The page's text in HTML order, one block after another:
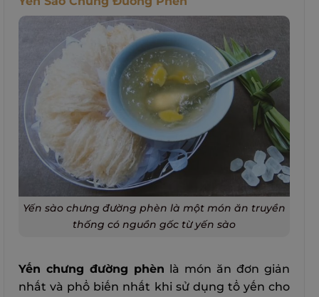
Yến sào chưng đường phèn là một món ăn truyền
thống có nguồn gốc từ yến sào
Yến chưng đường phèn là món ăn đơn giản
nhất và phổ biến nhất khi sử dụng tổ yến cho